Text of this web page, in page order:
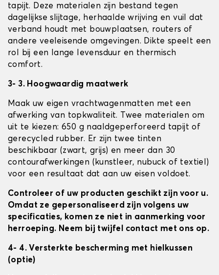
tapijt. Deze materialen zijn bestand tegen
dagelijkse slijtage, herhaalde wrijving en vuil dat
verband houdt met bouwplaatsen, routers of
andere veeleisende omgevingen. Dikte speelt een
rol bij een lange levensduur en thermisch
comfort.
3- 3. Hoogwaardig maatwerk
Maak uw eigen vrachtwagenmatten met een
afwerking van topkwaliteit. Twee materialen om
uit te kiezen: 650 g naaldgeperforeerd tapijt of
gerecycled rubber. Er zijn twee tinten
beschikbaar (zwart, grijs) en meer dan 30
contourafwerkingen (kunstleer, nubuck of textiel)
voor een resultaat dat aan uw eisen voldoet.
Controleer of uw producten geschikt zijn voor u.
Omdat ze gepersonaliseerd zijn volgens uw
specificaties, komen ze niet in aanmerking voor
herroeping. Neem bij twijfel contact met ons op.
4- 4. Versterkte bescherming met hielkussen
(optie)